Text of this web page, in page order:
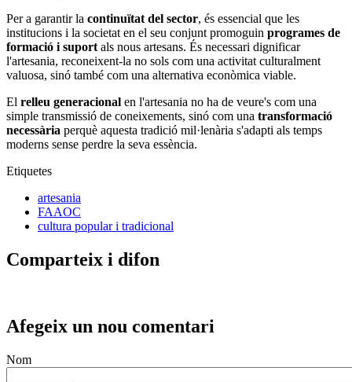
Per a garantir la continuïtat del sector, és essencial que les
institucions i la societat en el seu conjunt promoguin programes de
formació i suport als nous artesans. És necessari dignificar
l'artesania, reconeixent-la no sols com una activitat culturalment
valuosa, sinó també com una alternativa econòmica viable.
El relleu generacional en l'artesania no ha de veure's com una
simple transmissió de coneixements, sinó com una transformació
necessària perquè aquesta tradició mil·lenària s'adapti als temps
moderns sense perdre la seva essència.
Etiquetes
artesania
FAAOC
cultura popular i tradicional
Comparteix i difon
Afegeix un nou comentari
Nom